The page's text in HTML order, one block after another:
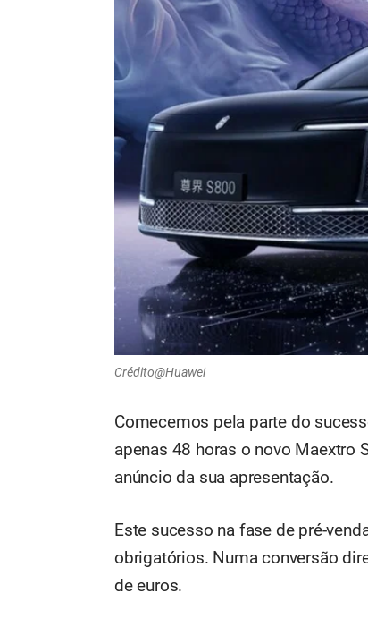
Crédito@Huawei
Comecemos pela parte do
apenas 48 horas o novo Maextro
anúncio da sua apresentação.
Este sucesso na fase de pré-
obrigatórios. Numa conversão
de euros.